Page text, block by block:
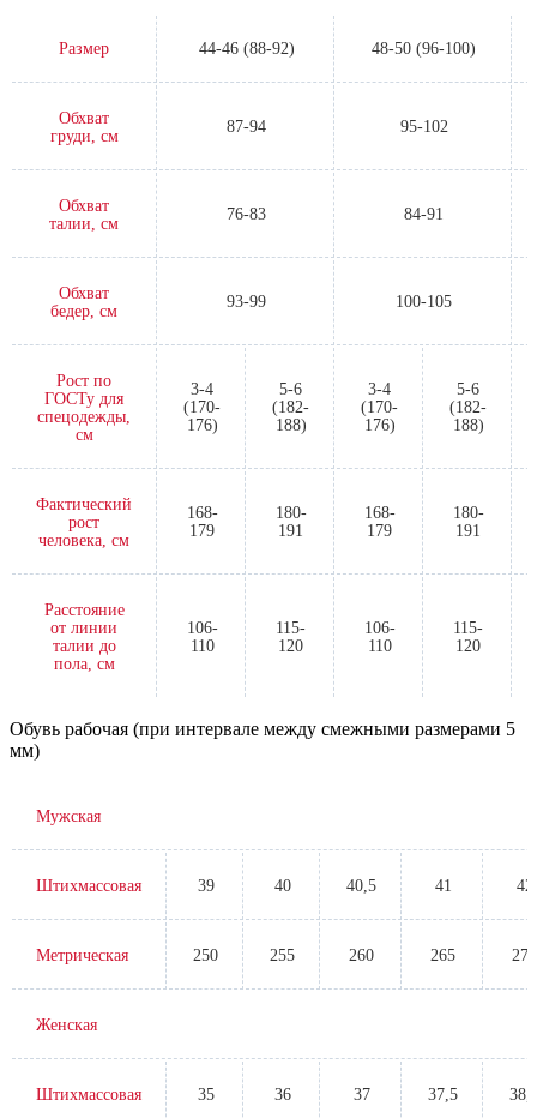
Размер 44-46 (88-92) 48-50 (96-100)
Обхват
груди, см
87-94 95-102
Обхват
талии, см
76-83 84-91
Обхват
бедер, см
93-99 100-105
Рост по
ГОСТу для
спецодежды,
см
3-4
(170-
176)
5-6
(182-
188)
3-4
(170-
176)
5-6
(182-
188)
Фактический
рост
человека, см
168-
179
180-
191
168-
179
180-
191
Расстояние
от линии
талии до
пола, см
106-
110
115-
120
106-
110
115-
120
Обувь рабочая (при интервале между смежными размерами 5
мм)
Мужская
Штихмассовая 39 40 40,5 41 42
Метрическая 250 255 260 265 270
Женская
Штихмассовая 35 36 37 37,5